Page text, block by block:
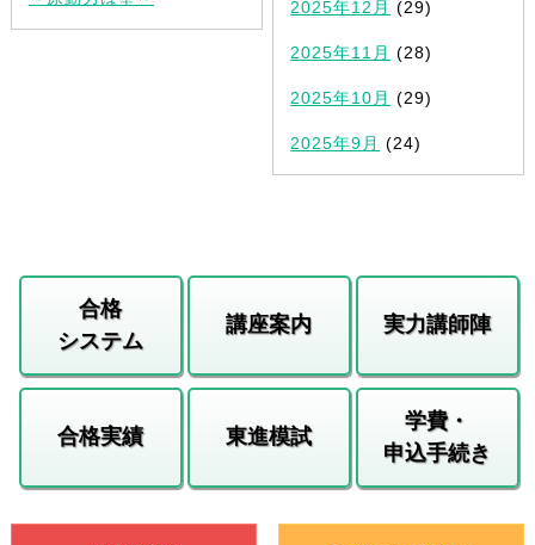
2025年12月 (29)
2025年11月 (28)
2025年10月 (29)
2025年9月 (24)
合格
システム
講座案内 実力講師陣
合格実績 東進模試
学費・
申込手続き